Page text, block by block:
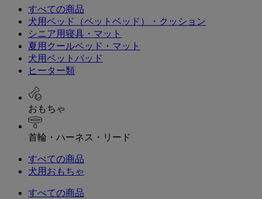
すべての商品
犬用ベッド（ペットベッド）・クッション
シニア用寝具・マット
夏用クールベッド・マット
犬用ベットパッド
ヒーター類
おもちゃ
首輪・ハーネス・リード
すべての商品
犬用おもちゃ
すべての商品